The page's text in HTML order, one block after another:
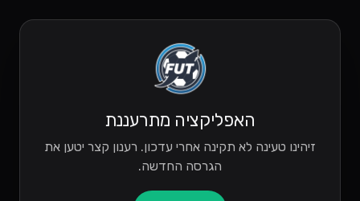
האפליקציה מתרעננת
זיהינו טעינה לא תקינה אחרי עדכון. רענון קצר יטען את
הגרסה החדשה.